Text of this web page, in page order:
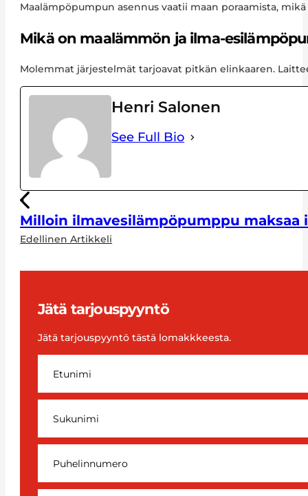
Maalämpöpumpun asennus vaatii maan poraamista,
Mikä on maalämmön ja ilma-
Molemmat järjestelmät tarjoavat pitkän elinkaaren.
Henri Salonen
See Full Bio
Edellinen Artikkeli
Milloin ilmavesilämpöpumppu maksaa
Jätä tarjouspyyntö
Jätä tarjouspyyntö tästä lomakkkeesta.